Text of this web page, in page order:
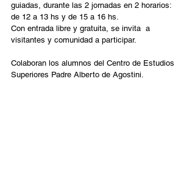
guiadas, durante las 2 jornadas en 2 horarios:
de 12 a 13 hs y de 15 a 16 hs.
Con entrada libre y gratuita, se invita  a
visitantes y comunidad a participar.
Colaboran los alumnos del Centro de Estudios
Superiores Padre Alberto de Agostini.